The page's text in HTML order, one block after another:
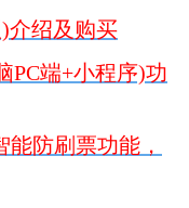
介绍及购买
PC端+小程序)功
防刷票功能，